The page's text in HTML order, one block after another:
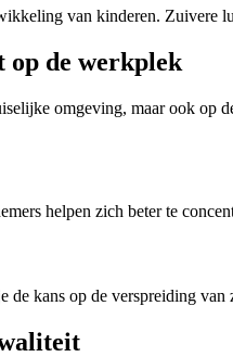
van kinderen.
op de werkplek
omgeving, maar ook op
helpen zich beter te
kans op de verspreiding